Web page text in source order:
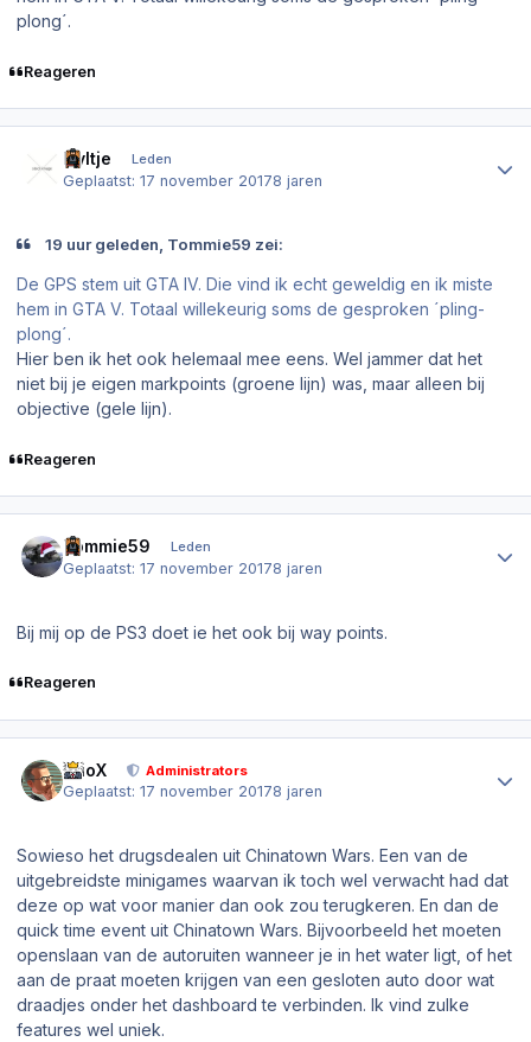
plong´.
Reageren
Nyltje Leden
Geplaatst:17 november 20178 jaren
19 uur geleden, Tommie59 zei:
De GPS stem uit GTA IV. Die vind ik echt geweldig en ik miste
hem in GTA V. Totaal willekeurig soms de gesproken ´pling-
plong´.
Hier ben ik het ook helemaal mee eens. Wel jammer dat het
niet bij je eigen markpoints (groene lijn) was, maar alleen bij
objective (gele lijn).
Reageren
Tommie59 Leden
Geplaatst:17 november 20178 jaren
Bij mij op de PS3 doet ie het ook bij way points.
Reageren
PrioX Administrators
Geplaatst:17 november 20178 jaren
Sowieso het drugsdealen uit Chinatown Wars. Een van de
uitgebreidste minigames waarvan ik toch wel verwacht had dat
deze op wat voor manier dan ook zou terugkeren. En dan de
quick time event uit Chinatown Wars. Bijvoorbeeld het moeten
openslaan van de autoruiten wanneer je in het water ligt, of het
aan de praat moeten krijgen van een gesloten auto door wat
draadjes onder het dashboard te verbinden. Ik vind zulke
features wel uniek.